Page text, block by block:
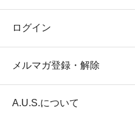
ログイン
メルマガ登録・解除
A.U.S.について